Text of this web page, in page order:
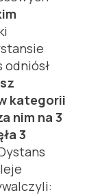
odniósł
kategorii
nim na 3
3